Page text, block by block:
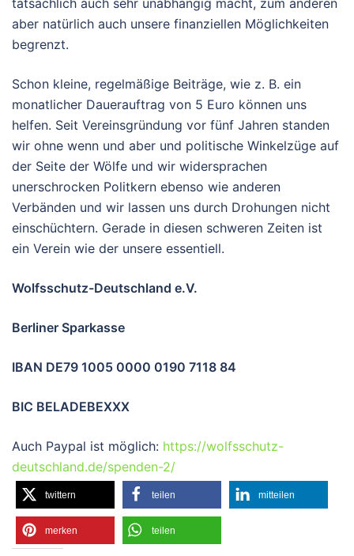
aber natürlich auch unsere finanziellen Möglichkeiten
begrenzt.
Schon kleine, regelmäßige Beiträge, wie z. B. ein
monatlicher Dauerauftrag von 5 Euro können uns
helfen. Seit Vereinsgründung vor fünf Jahren standen
wir ohne wenn und aber und politische Winkelzüge auf
der Seite der Wölfe und wir widersprachen
unerschrocken Politkern ebenso wie anderen
Verbänden und wir lassen uns durch Drohungen nicht
einschüchtern. Gerade in diesen schweren Zeiten ist
ein Verein wie der unsere essentiell.
Wolfsschutz-Deutschland e.V.
Berliner Sparkasse
IBAN DE79 1005 0000 0190 7118 84
BIC BELADEBEXXX
Auch Paypal ist möglich: https://wolfsschutz-
deutschland.de/spenden-2/
twittern teilen mitteilen
merken teilen